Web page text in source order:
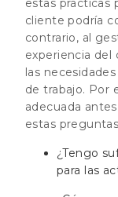
estas prácticas
cliente podría
contrario, al
experiencia del
las
de trabajo. Por
adecuada
estas
¿Tengo
para las